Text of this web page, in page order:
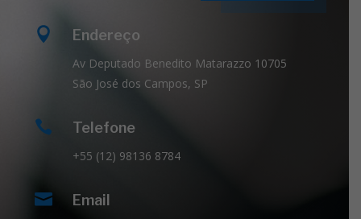
 Endereço
Av Deputado Benedito Matarazzo 10705
São José dos Campos, SP
 Telefone
+55 (12) 98136 8784
 Email